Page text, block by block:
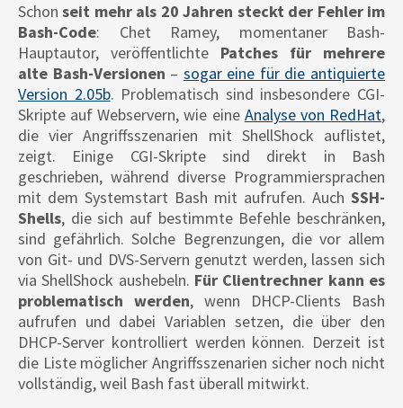
Schon seit mehr als 20 Jahren steckt der Fehler im
Bash-Code: Chet Ramey, momentaner Bash-
Hauptautor, veröffentlichte Patches für mehrere
alte Bash-Versionen – sogar eine für die antiquierte
Version 2.05b. Problematisch sind insbesondere CGI-
Skripte auf Webservern, wie eine Analyse von RedHat,
die vier Angriffsszenarien mit ShellShock auflistet,
zeigt. Einige CGI-Skripte sind direkt in Bash
geschrieben, während diverse Programmiersprachen
mit dem Systemstart Bash mit aufrufen. Auch SSH-
Shells, die sich auf bestimmte Befehle beschränken,
sind gefährlich. Solche Begrenzungen, die vor allem
von Git- und DVS-Servern genutzt werden, lassen sich
via ShellShock aushebeln. Für Clientrechner kann es
problematisch werden, wenn DHCP-Clients Bash
aufrufen und dabei Variablen setzen, die über den
DHCP-Server kontrolliert werden können. Derzeit ist
die Liste möglicher Angriffsszenarien sicher noch nicht
vollständig, weil Bash fast überall mitwirkt.